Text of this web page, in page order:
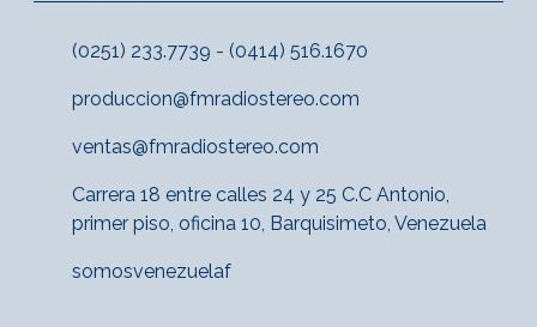
(0251) 233.7739 - (0414) 516.1670
produccion@fmradiostereo.com
ventas@fmradiostereo.com
Carrera 18 entre calles 24 y 25 C.C Antonio,
primer piso, oficina 10, Barquisimeto, Venezuela
somosvenezuelaf